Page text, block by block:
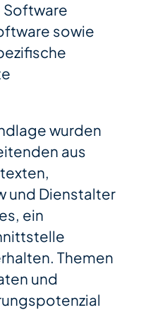
sowie
wurden
aus
und Dienstalter
ein
Themen
und